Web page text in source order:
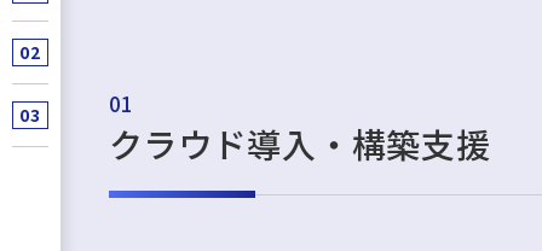
01
クラウド導入・構築支援